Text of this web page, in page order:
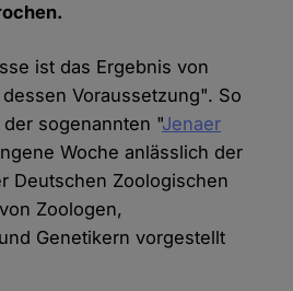
ist das Ergebnis von
Voraussetzung". So
sogenannten "Jenaer
Woche anlässlich der
Deutschen Zoologischen
Zoologen,
Genetikern vorgestellt